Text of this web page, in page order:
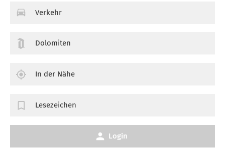
Verkehr
Dolomiten
In der Nähe
Lesezeichen
Login